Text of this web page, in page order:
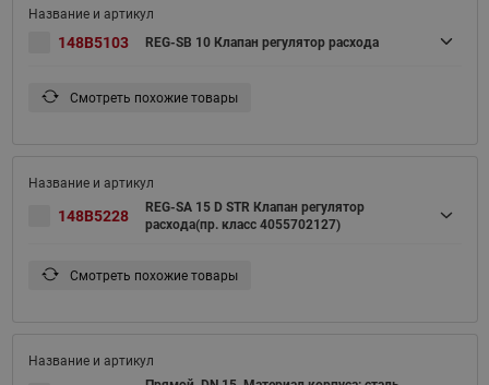
148B5103 REG-SB 10 Клапан регулятор расхода
Смотреть похожие товары
148B5228
REG-SA 15 D STR Клапан регулятор
расхода(пр. класс 4055702127)
Смотреть похожие товары